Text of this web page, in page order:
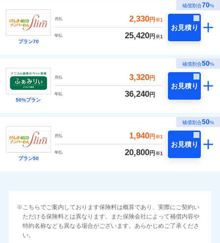
補償割合70%
プラン70
月払 2,330円 ※1
年払 25,420円 ※1
お見積り
補償割合50%
50%プラン
月払 3,320円
年払 36,240円
お見積り
補償割合50%
プラン50
月払 1,940円 ※1
年払 20,800円 ※1
お見積り
こちらでご案内しております保険料は概算であり、実際にご契約い
ただける保険料とは異なります。また保険会社によって補償内容や
特約名称なども異なる場合がございます。あらかじめご了承くださ
い。